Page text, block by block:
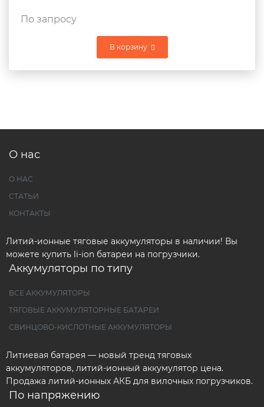
По запросу
В корзину
О нас
О НАС
СТАТЬИ
КОНТАКТЫ
Литий-ионные тяговые аккумуляторы в наличии! Вы
можете купить li-ion батареи на погрузчики.
Аккумуляторы по типу
ВСЕ АККУМУЛЯТОРЫ
ТЯГОВЫЕ АККУМУЛЯТОРНЫЕ БАТАРЕИ
СВИНЦОВО-КИСЛОТНЫЕ АККУМУЛЯТОРЫ
Литиевая батарея — новый тренд тяговых
аккумуляторов, литий-ионный аккумулятор цена.
Продажа литий-ионных АКБ для вилочных погрузчиков.
По напряжению